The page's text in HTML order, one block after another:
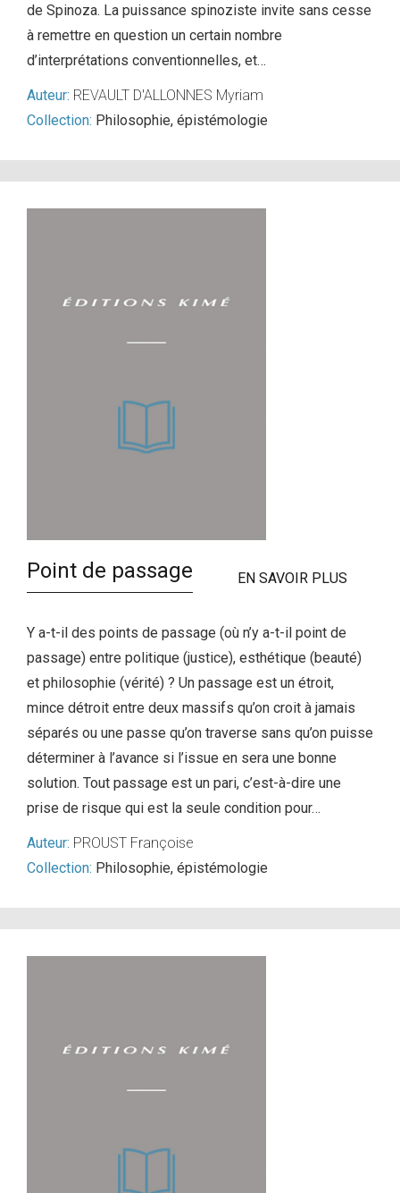
de Spinoza. La puissance spinoziste invite sans cesse
à remettre en question un certain nombre
d’interprétations conventionnelles, et…
Auteur: REVAULT D'ALLONNES Myriam
Collection: Philosophie, épistémologie
Point de passage EN SAVOIR PLUS
Y a-t-il des points de passage (où n’y a-t-il point de
passage) entre politique (justice), esthétique (beauté)
et philosophie (vérité) ? Un passage est un étroit,
mince détroit entre deux massifs qu’on croit à jamais
séparés ou une passe qu’on traverse sans qu’on puisse
déterminer à l’avance si l’issue en sera une bonne
solution. Tout passage est un pari, c’est-à-dire une
prise de risque qui est la seule condition pour…
Auteur: PROUST Françoise
Collection: Philosophie, épistémologie